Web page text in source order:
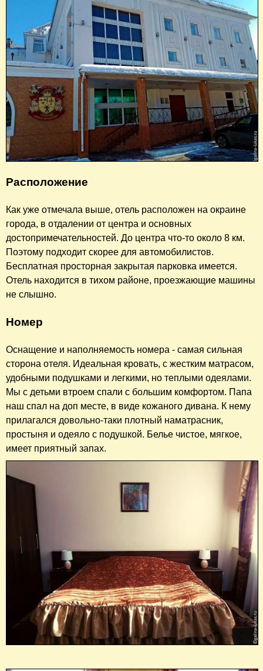
Расположение
Как уже отмечала выше, отель расположен на окраине
города, в отдалении от центра и основных
достопримечательностей. До центра что-то около 8 км.
Поэтому подходит скорее для автомобилистов.
Бесплатная просторная закрытая парковка имеется.
Отель находится в тихом районе, проезжающие машины
не слышно.
Номер
Оснащение и наполняемость номера - самая сильная
сторона отеля. Идеальная кровать, с жестким матрасом,
удобными подушками и легкими, но теплыми одеялами.
Мы с детьми втроем спали с большим комфортом. Папа
наш спал на доп месте, в виде кожаного дивана. К нему
прилагался довольно-таки плотный наматрасник,
простыня и одеяло с подушкой. Белье чистое, мягкое,
имеет приятный запах.